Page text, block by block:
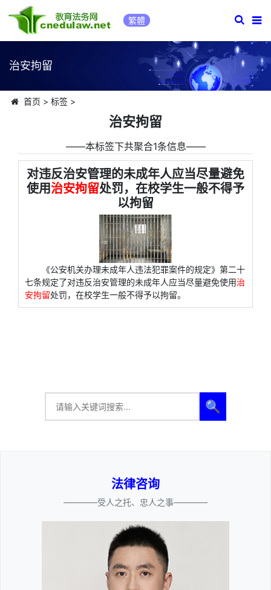
繁體
治安拘留
首页 > 标签>
治安拘留
――本标签下共聚合1条信息――
对违反治安管理的未成年人应当尽量避免
使用治安拘留处罚，在校学生一般不得予
以拘留
《公安机关办理未成年人违法犯罪案件的规定》第二十
七条规定了对违反治安管理的未成年人应当尽量避免使用治
安拘留处罚，在校学生一般不得予以拘留。
🔍
法律咨询
————受人之托、忠人之事————